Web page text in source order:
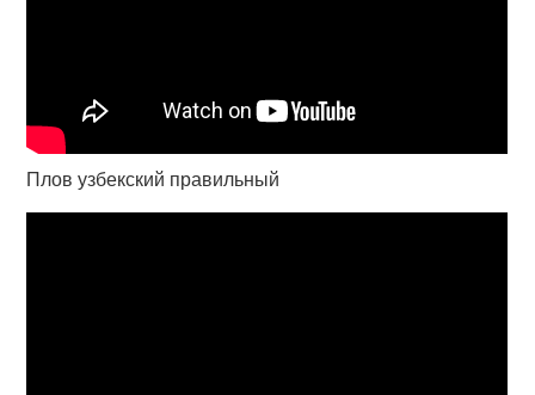
Плов узбекский правильный